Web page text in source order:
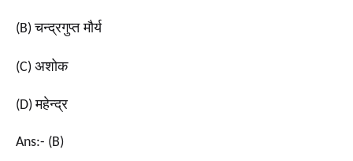
(B)चन्द्रगुप्त मौर्य
(C) अशोक
(D)महेन्द्र
Ans:- (B)